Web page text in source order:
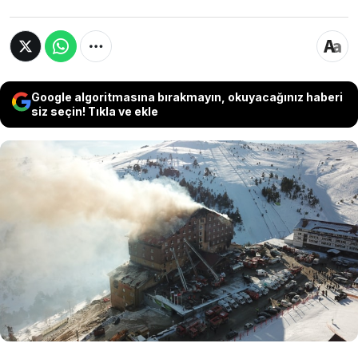
Google algoritmasına bırakmayın, okuyacağınız haberi
siz seçin! Tıkla ve ekle
Son Dakika Haberi... Bolu Kartalkaya'da Grand
Kartal Otel yangın faciasında 78 kişinin
hayatını kaybettiği olaya ilişkin görülen
davasının 6’ncı gününde tutuksuz yargılanan
4 kişi hakkında ev hapsi kararı verildi.